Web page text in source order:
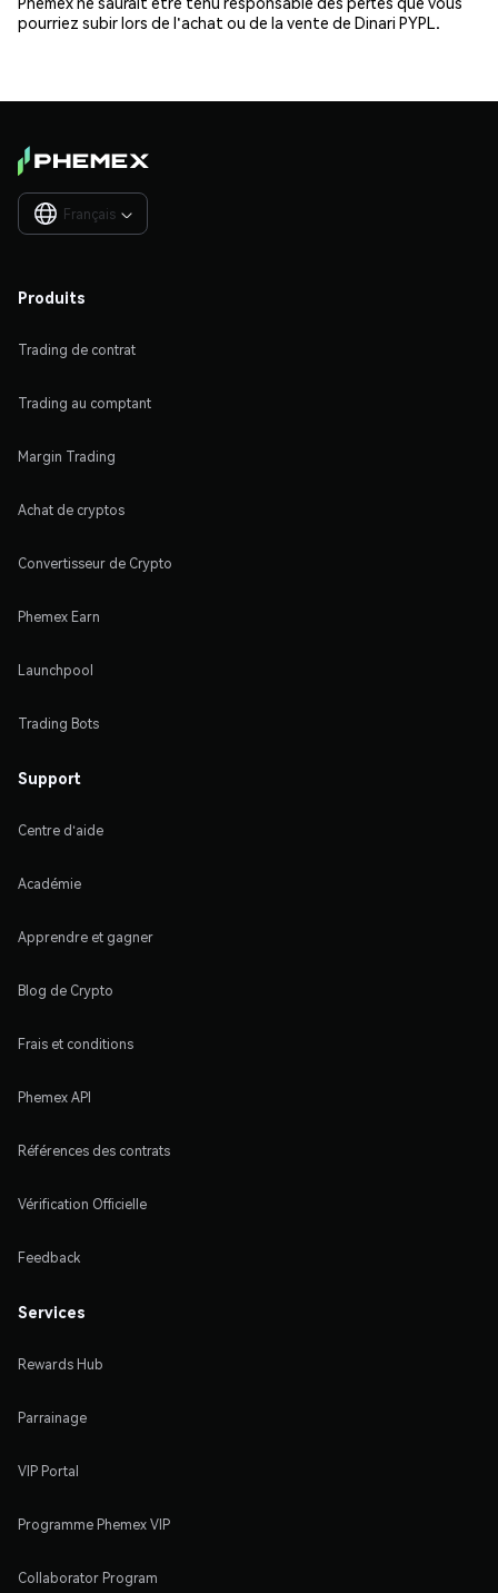
pourriez subir lors de l'achat ou de la vente de Dinari PYPL.
Français 
Produits
Trading de contrat
Trading au comptant
Margin Trading
Achat de cryptos
Convertisseur de Crypto
Phemex Earn
Launchpool
Trading Bots
Support
Centre d'aide
Académie
Apprendre et gagner
Blog de Crypto
Frais et conditions
Phemex API
Références des contrats
Vérification Officielle
Feedback
Services
Rewards Hub
Parrainage
VIP Portal
Programme Phemex VIP
Collaborator Program